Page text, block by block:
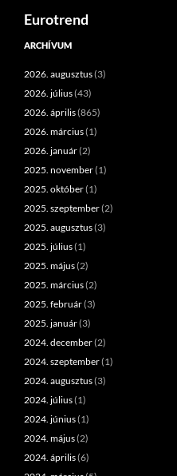
Kilépés
Eurotrend
ARCHÍVUM
2026. augusztus(3)
2026. július(43)
2026. április(865)
2026. március(1)
2026. január(2)
2025. november(1)
2025. október(1)
2025. szeptember(2)
2025. augusztus(3)
2025. július(1)
2025. május(2)
2025. március(2)
2025. február(3)
2025. január(3)
2024. december(2)
2024. szeptember(1)
2024. augusztus(3)
2024. július(1)
2024. június(1)
2024. május(2)
2024. április(6)